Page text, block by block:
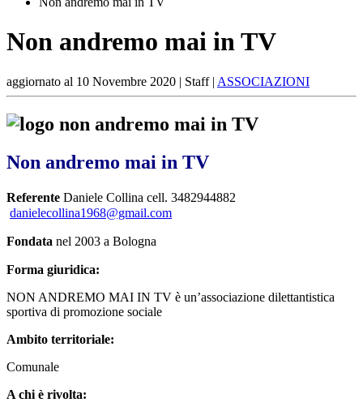
Non andremo mai in TV
aggiornato al 10 Novembre 2020 | Staff | ASSOCIAZIONI
Non andremo mai in TV
Referente Daniele Collina cell. 3482944882
danielecollina1968@gmail.com
Fondata nel 2003 a Bologna
Forma giuridica:
NON ANDREMO MAI IN TV è un’associazione dilettantistica
sportiva di promozione sociale
Ambito territoriale:
Comunale
A chi è rivolta: